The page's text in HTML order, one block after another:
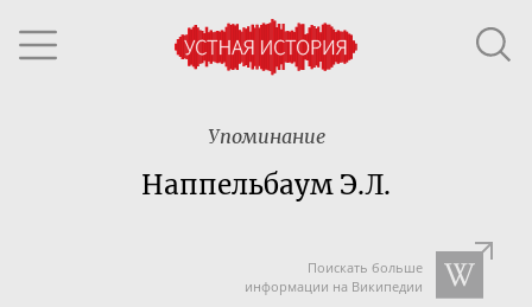
Упоминание
Наппельбаум Э.Л.
Поискать больше
информации на Википедии